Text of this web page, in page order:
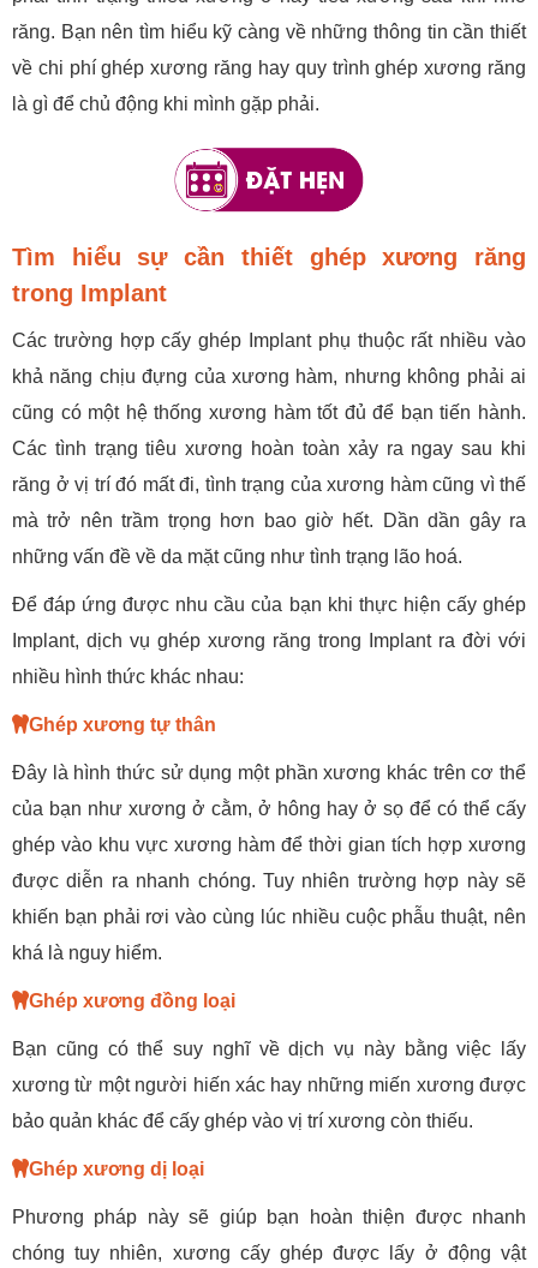
răng. Bạn nên tìm hiểu kỹ càng về những thông tin cần thiết
về chi phí ghép xương răng hay quy trình ghép xương răng
là gì để chủ động khi mình gặp phải.
Tìm hiểu sự cần thiết ghép xương răng
trong Implant
Các trường hợp cấy ghép Implant phụ thuộc rất nhiều vào
khả năng chịu đựng của xương hàm, nhưng không phải ai
cũng có một hệ thống xương hàm tốt đủ để bạn tiến hành.
Các tình trạng tiêu xương hoàn toàn xảy ra ngay sau khi
răng ở vị trí đó mất đi, tình trạng của xương hàm cũng vì thế
mà trở nên trầm trọng hơn bao giờ hết. Dần dần gây ra
những vấn đề về da mặt cũng như tình trạng lão hoá.
Để đáp ứng được nhu cầu của bạn khi thực hiện cấy ghép
Implant, dịch vụ ghép xương răng trong Implant ra đời với
nhiều hình thức khác nhau:
Ghép xương tự thân
Đây là hình thức sử dụng một phần xương khác trên cơ thể
của bạn như xương ở cằm, ở hông hay ở sọ để có thể cấy
ghép vào khu vực xương hàm để thời gian tích hợp xương
được diễn ra nhanh chóng. Tuy nhiên trường hợp này sẽ
khiến bạn phải rơi vào cùng lúc nhiều cuộc phẫu thuật, nên
khá là nguy hiểm.
Ghép xương đồng loại
Bạn cũng có thể suy nghĩ về dịch vụ này bằng việc lấy
xương từ một người hiến xác hay những miến xương được
bảo quản khác để cấy ghép vào vị trí xương còn thiếu.
Ghép xương dị loại
Phương pháp này sẽ giúp bạn hoàn thiện được nhanh
chóng tuy nhiên, xương cấy ghép được lấy ở động vật